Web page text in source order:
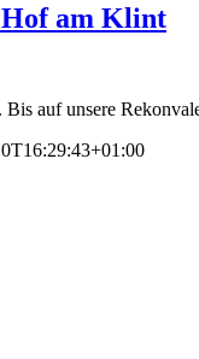
Hof am Klint
auf unsere